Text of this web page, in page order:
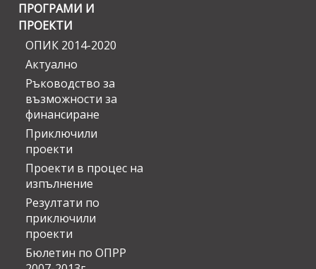
ПРОГРАМИ И
ПРОЕКТИ
ОПИК 2014-2020
Актуално
Ръководство за
възможности за
финансиране
Приключили
проекти
Проекти в процес на
изпълнение
Резултати по
приключили
проекти
Бюлетин по ОПРР